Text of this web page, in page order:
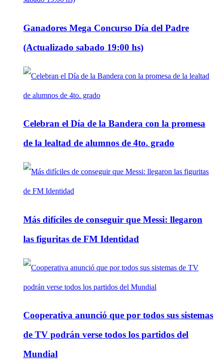
Ganadores Mega Concurso Día del Padre
(Actualizado sabado 19:00 hs)
Celebran el Día de la Bandera con la promesa
de la lealtad de alumnos de 4to. grado
Más difíciles de conseguir que Messi: llegaron
las figuritas de FM Identidad
Cooperativa anunció que por todos sus sistemas
de TV podrán verse todos los partidos del
Mundial